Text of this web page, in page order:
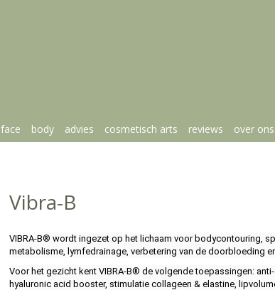
face body advies cosmetisch arts reviews over ons
Vibra-B
VIBRA-B® wordt ingezet op het lichaam voor bodycontouring,
metabolisme, lymfedrainage, verbetering van de doorbloeding
Voor het gezicht kent VIBRA-B® de volgende toepassingen:
hyaluronic acid booster, stimulatie collageen & elastine,